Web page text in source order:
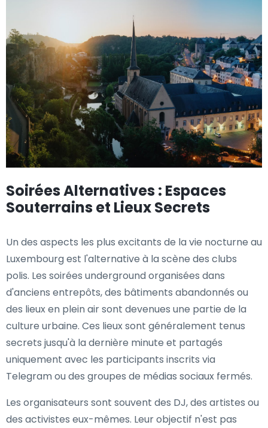
Soirées Alternatives : Espaces
Souterrains et Lieux Secrets
Un des aspects les plus excitants de la vie nocturne au
Luxembourg est l'alternative à la scène des clubs
polis. Les soirées underground organisées dans
d'anciens entrepôts, des bâtiments abandonnés ou
des lieux en plein air sont devenues une partie de la
culture urbaine. Ces lieux sont généralement tenus
secrets jusqu'à la dernière minute et partagés
uniquement avec les participants inscrits via
Telegram ou des groupes de médias sociaux fermés.
Les organisateurs sont souvent des DJ, des artistes ou
des activistes eux-mêmes. Leur objectif n'est pas